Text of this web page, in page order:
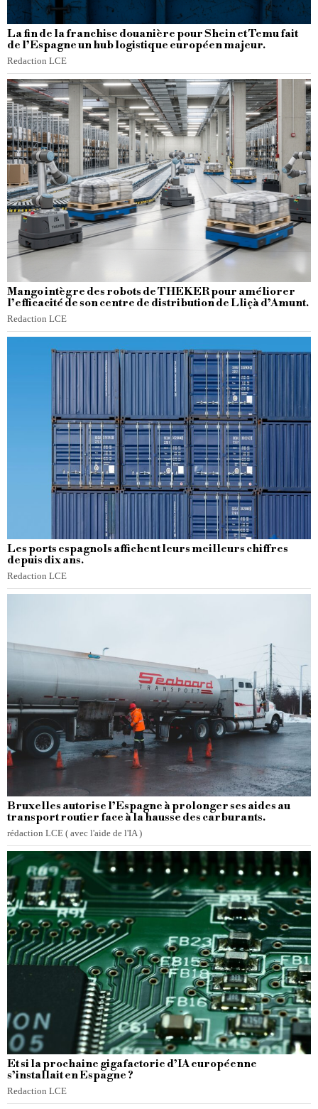
La fin de la franchise douanière pour Shein et Temu fait
de l’Espagne un hub logistique européen majeur.
Redaction LCE
Mango intègre des robots de THEKER pour améliorer
l’efficacité de son centre de distribution de Lliçà d’Amunt.
Redaction LCE
Les ports espagnols affichent leurs meilleurs chiffres
depuis dix ans.
Redaction LCE
Bruxelles autorise l’Espagne à prolonger ses aides au
transport routier face à la hausse des carburants.
rédaction LCE ( avec l'aide de l'IA )
Et si la prochaine gigafactorie d’IA européenne
s’installait en Espagne ?
Redaction LCE